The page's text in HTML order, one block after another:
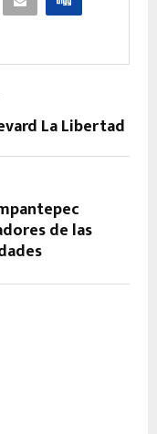
La Libertad
de las